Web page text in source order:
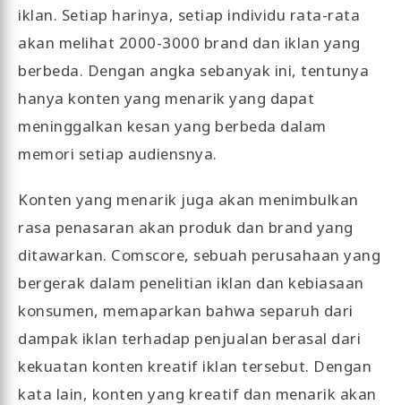
iklan. Setiap harinya, setiap individu rata-rata
akan melihat 2000-3000 brand dan iklan yang
berbeda. Dengan angka sebanyak ini, tentunya
hanya konten yang menarik yang dapat
meninggalkan kesan yang berbeda dalam
memori setiap audiensnya.
Konten yang menarik juga akan menimbulkan
rasa penasaran akan produk dan brand yang
ditawarkan. Comscore, sebuah perusahaan yang
bergerak dalam penelitian iklan dan kebiasaan
konsumen, memaparkan bahwa separuh dari
dampak iklan terhadap penjualan berasal dari
kekuatan konten kreatif iklan tersebut. Dengan
kata lain, konten yang kreatif dan menarik akan